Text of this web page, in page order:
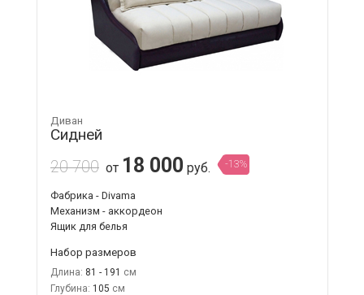
Диван
Сидней
20 700 от 18 000 руб. -13%
Фабрика - Divama
Механизм - аккордеон
Ящик для белья
Набор размеров
Длина: 81 - 191
Глубина: 105